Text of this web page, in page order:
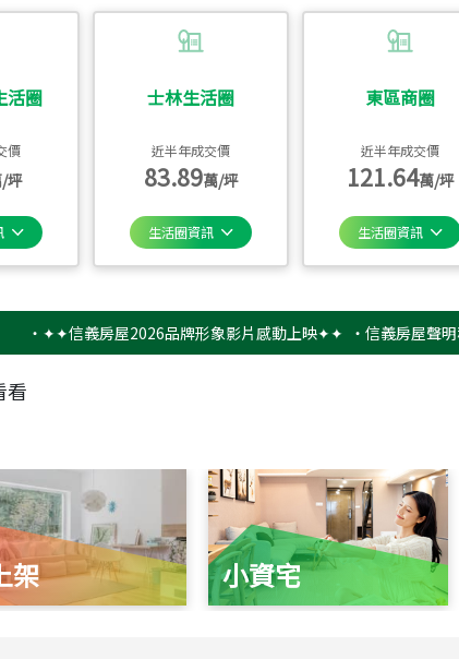
活圈
價
坪
士林生活圈
近半年成交價
83.89萬/坪
生活圈資訊
東區商圈
近半年成交價
121.64萬/坪
生活圈資訊
✦✦信義房屋2026品牌形象影片感動上映✦✦ ‧信義房屋聲明稿－防
看
架 小資宅